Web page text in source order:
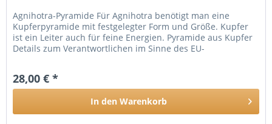
Agnihotra-Pyramide Für Agnihotra benötigt man eine
Kupferpyramide mit festgelegter Form und Größe. Kupfer
ist ein Leiter auch für feine Energien. Pyramide aus Kupfer
Details zum Verantwortlichen im Sinne des EU-
28,00 € *
In den Warenkorb